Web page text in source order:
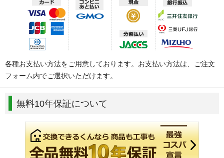
各種お支払い方法をご用意しております。お支払い方法は、ご注文
フォーム内でご選択いただけます。
無料10年保証について